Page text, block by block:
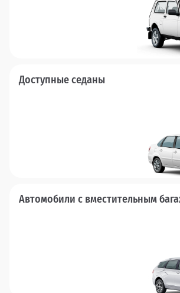
Доступные седаны
Автомобили с вместительным